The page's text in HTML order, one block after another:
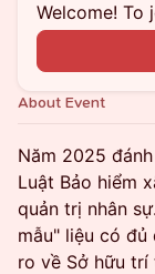
Welcome! To
About Event
Năm 2025
Luật Bảo hiểm
quản trị nhân
mẫu" liệu có
ro về Sở hữu trí